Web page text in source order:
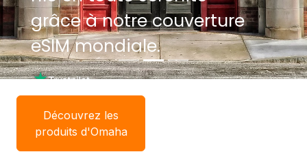
grâce à notre couverture
eSIM mondiale.
grâce à notre couverture
eSIM mondiale.
Découvrez les
produits d'Omaha